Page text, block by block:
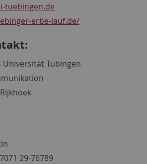
tuebingen.de
erbe-lauf.de/
Universität Tübingen
29-76789